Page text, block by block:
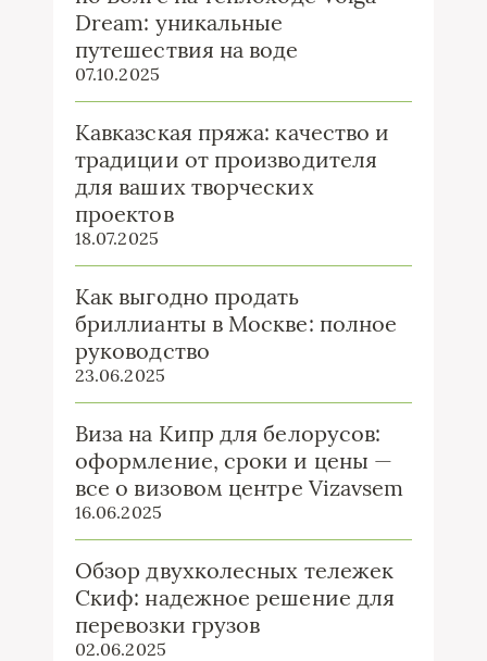
Dream: уникальные
путешествия на воде
07.10.2025
Кавказская пряжа: качество и
традиции от производителя
для ваших творческих
проектов
18.07.2025
Как выгодно продать
бриллианты в Москве: полное
руководство
23.06.2025
Виза на Кипр для белорусов:
оформление, сроки и цены —
все о визовом центре Vizavsem
16.06.2025
Обзор двухколесных тележек
Скиф: надежное решение для
перевозки грузов
02.06.2025